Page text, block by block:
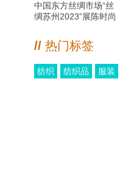
中国东方丝绸市场“丝
绸苏州2023”展陈时尚
泽设计新名片
// 热门标签
纺织 纺织品 服装